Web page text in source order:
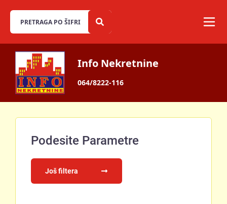
Info Nekretnine
064/8222-116
Podesite Parametre
Još filtera